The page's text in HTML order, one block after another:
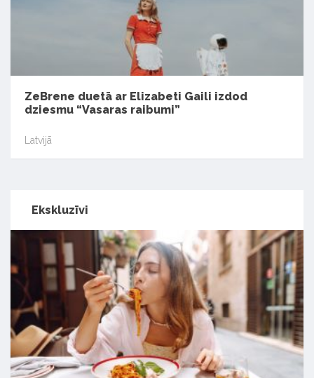
ZeBrene duetā ar Elizabeti Gaili izdod
dziesmu “Vasaras raibumi”
Latvijā
Ekskluzīvi